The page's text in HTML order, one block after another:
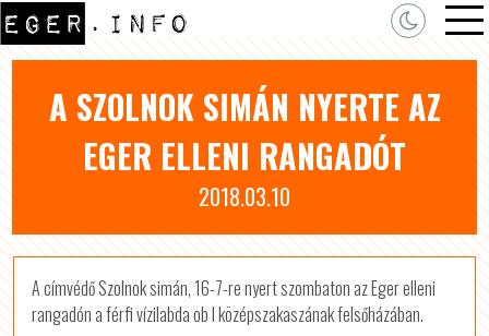
A SZOLNOK SIMÁN NYERTE AZ
EGER ELLENI RANGADÓT
2018.03.10
A címvédő Szolnok simán, 16-7-re nyert szombaton az Eger elleni
rangadón a férfi vízilabda ob I középszakaszának felsőházában.